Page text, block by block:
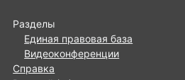
Разделы
Единая правовая база
Видеоконференции
Справка